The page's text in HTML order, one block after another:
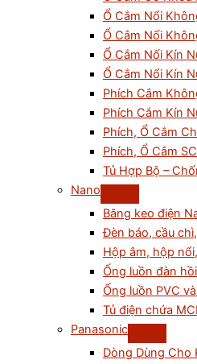
Ổ Cắm Nổi
Ổ Cắm Nối
Ổ Cắm Nối Kín
Ổ Cắm Nổi Kín
Phích Cắm
Phích Cắm Kín
Phích, Ổ Cắm
Phích, Ổ Cắm
Tủ Hợp Bộ –
Nano
Băng keo điện
Đèn báo, cầu
Hộp âm, hộp
Ống luồn đàn
Ống luồn PVC
Tủ điện chứa
Panasonic
Dòng Dùng Cho